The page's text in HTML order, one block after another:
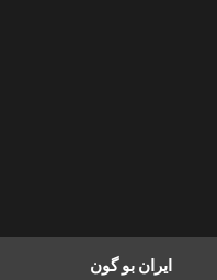
ایران بو گون